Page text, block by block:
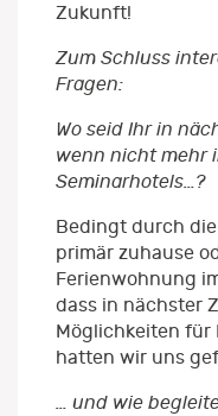
Zukunft!
Zum Schluss
Fragen:
Wo seid Ihr in
wenn nicht mehr
Seminarhotels…?
Bedingt durch
primär zuhause
Ferienwohnung
dass in nächster
Möglichkeiten für
hatten wir uns
… und wie